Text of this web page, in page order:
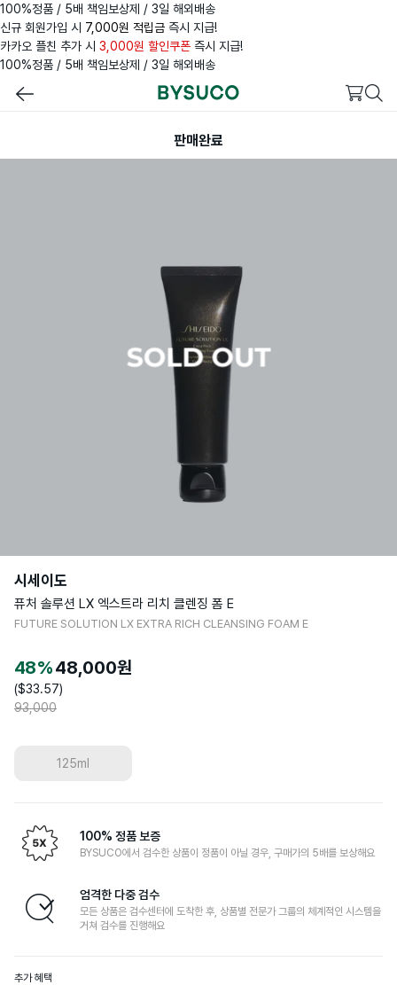
100%정품 / 5배 책임보상제 / 3일 해외배송
신규 회원가입 시 7,000원 적립금 즉시 지급!
카카오 플친 추가 시 3,000원 할인쿠폰 즉시 지급!
100%정품 / 5배 책임보상제 / 3일 해외배송
판매완료
시세이도
퓨처 솔루션 LX 엑스트라 리치 클렌징 폼 E
FUTURE SOLUTION LX EXTRA RICH CLEANSING FOAM E
48%48,000원
($33.57)
93,000
125ml
100% 정품 보증
BYSUCO에서 검수한 상품이 정품이 아닐 경우, 구매가의 5배를 보상해요
엄격한 다중 검수
모든 상품은 검수센터에 도착한 후, 상품별 전문가 그룹의 체계적인 시스템을
거쳐 검수를 진행해요
추가 혜택